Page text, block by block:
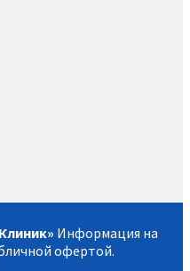
Информация на
офертой.